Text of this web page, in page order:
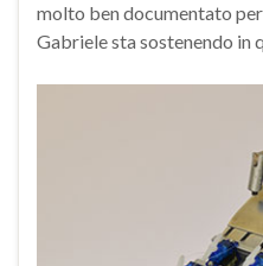
molto ben documentato
Gabriele sta sostenendo in